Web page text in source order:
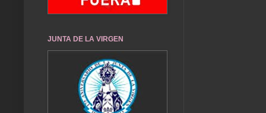
JUNTA DE LA VIRGEN